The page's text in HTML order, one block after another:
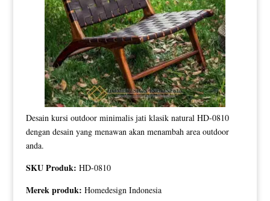
Desain kursi outdoor minimalis jati klasik natural HD-0810
dengan desain yang menawan akan menambah area outdoor
anda.
SKU Produk: HD-0810
Merek produk: Homedesign Indonesia